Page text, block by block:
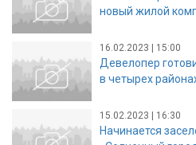
новый жилой
16.02.2023 | 15:00
Девелопер
в четырех
15.02.2023 | 16:30
Начинается